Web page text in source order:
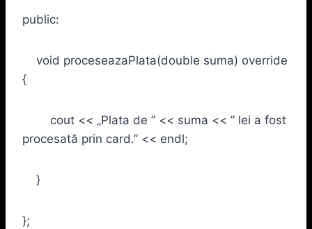
public:
void proceseazaPlata(double suma) override
{
cout << „Plata de ” << suma << ” lei a fost
procesată prin card.” << endl;
}
};